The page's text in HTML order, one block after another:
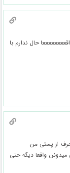
حال ندارم با
حرف از پستی من
واقعا دیگه حتی